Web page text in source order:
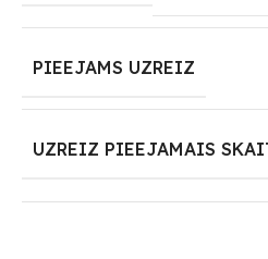
PIEEJAMS UZREIZ
UZREIZ PIEEJAMAIS